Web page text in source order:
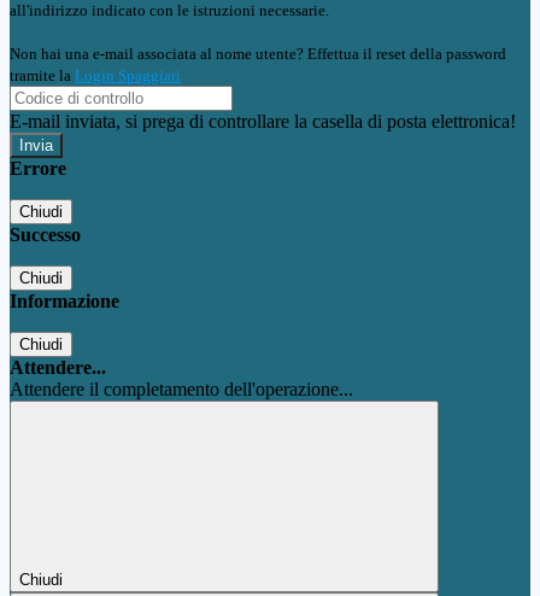
all'indirizzo indicato con le istruzioni necessarie.
Non hai una e-mail associata al nome utente? Effettua il reset della password
tramite la Login Spaggiari
E-mail inviata, si prega di controllare la casella di posta elettronica!
Errore
Chiudi
Successo
Chiudi
Informazione
Chiudi
Attendere...
Attendere il completamento dell'operazione...
Chiudi